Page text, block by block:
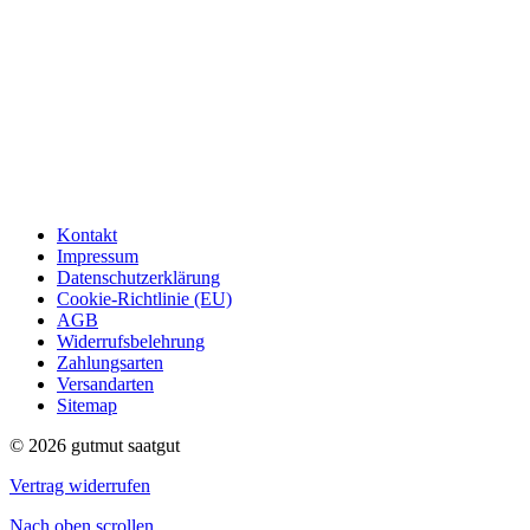
Kontakt
Impressum
Datenschutzerklärung
Cookie-Richtlinie (EU)
AGB
Widerrufsbelehrung
Zahlungsarten
Versandarten
Sitemap
© 2026 gutmut saatgut
Vertrag widerrufen